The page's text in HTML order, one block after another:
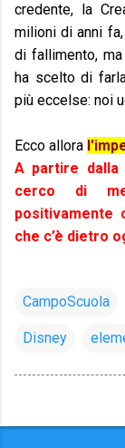
credente, la
milioni di anni
di fallimento,
ha scelto di
più eccelse: noi
Ecco allora
A partire dalla
cerco di
positivamente
che c’è dietro
CampoScuola
Disney